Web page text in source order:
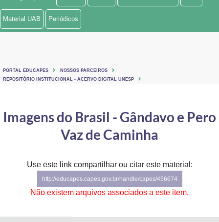
Ministério de Minas e Energia
Ministério do Turismo
Controladoria-Geral da União
Secretaria-Geral
Material UAB Periódicos
PORTAL EDUCAPES
NOSSOS PARCEIROS
REPOSITÓRIO INSTITUCIONAL - ACERVO DIGITAL UNESP
Imagens do Brasil - Gândavo e Pero
Vaz de Caminha
Use este link compartilhar ou citar este material:
http://educapes.capes.gov.br/handle/capes/456674
Não existem arquivos associados a este item.